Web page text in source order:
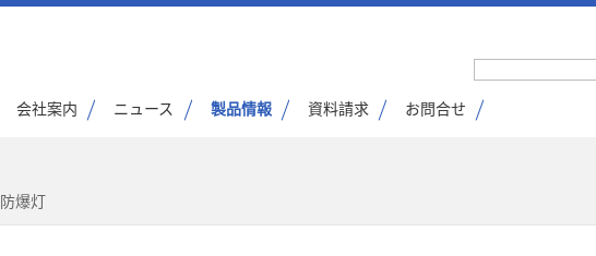
会社案内 ニュース 製品情報 資料請求 お問合せ
防爆灯